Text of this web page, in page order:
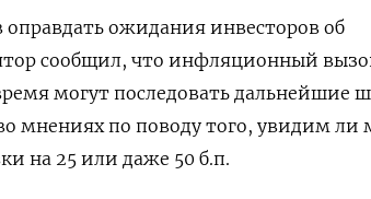
ожидания инвесторов об
сообщил, что инфляционный
могут последовать дальнейшие
мнениях по поводу того, увидим ли
на 25 или даже 50 б.п.